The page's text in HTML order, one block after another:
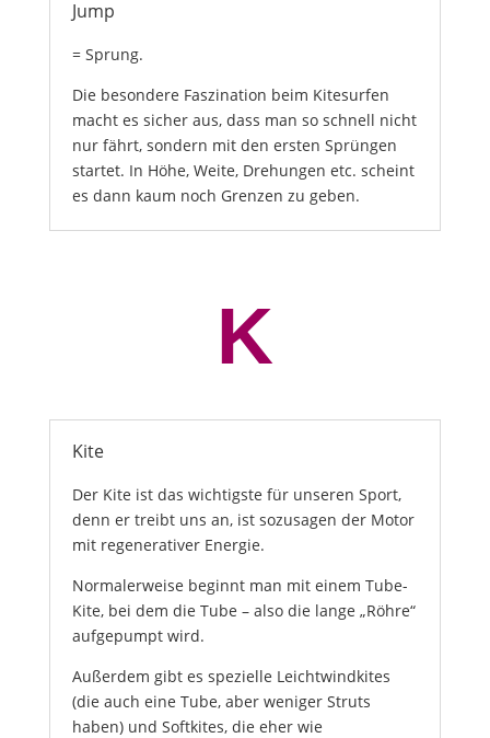
Jump
= Sprung.
Die besondere Faszination beim Kitesurfen
macht es sicher aus, dass man so schnell nicht
nur fährt, sondern mit den ersten Sprüngen
startet. In Höhe, Weite, Drehungen etc. scheint
es dann kaum noch Grenzen zu geben.
K
Kite
Der Kite ist das wichtigste für unseren Sport,
denn er treibt uns an, ist sozusagen der Motor
mit regenerativer Energie.
Normalerweise beginnt man mit einem Tube-
Kite, bei dem die Tube – also die lange „Röhre“
aufgepumpt wird.
Außerdem gibt es spezielle Leichtwindkites
(die auch eine Tube, aber weniger Struts
haben) und Softkites, die eher wie